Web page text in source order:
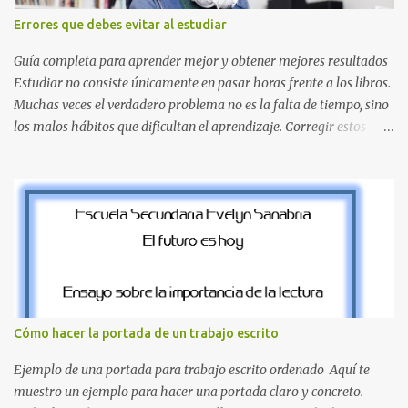
inspirado en los niveles de los juegos. Formas icónicas : No te
pierdas la letra O , diseñada con ese estilo geométrico tan carac...
Errores que debes evitar al estudiar
Guía completa para aprender mejor y obtener mejores resultados
Estudiar no consiste únicamente en pasar horas frente a los libros.
Muchas veces el verdadero problema no es la falta de tiempo, sino
los malos hábitos que dificultan el aprendizaje. Corregir estos
exámenes, tareas y proyectos escolares. En esta guía descubrirás
cuáles son los errores más comunes al estudiar, por qué afectan tu
rendimiento y qué puedes hacer para evitarlos. Si eres estudiante
¿Por qué es importante identificar los errores al estudiar? Muchas
personas creen que estudiar durante varias horas garantiza
buenos resultados. Sin embargo, la calidad del estudio es mucho
más importante que la cantidad de tiempo invertido. Cuando
detectas y corrige...
Cómo hacer la portada de un trabajo escrito
Ejemplo de una portada para trabajo escrito ordenado Aquí te
muestro un ejemplo para hacer una portada claro y concreto.